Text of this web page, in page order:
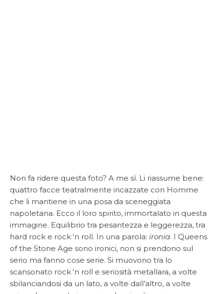
Non fa ridere questa foto? A me sì. Li riassume bene:
quattro facce teatralmente incazzate con Homme
che li mantiene in una posa da sceneggiata
napoletana. Ecco il loro spirito, immortalato in questa
immagine. Equilibrio tra pesantezza e leggerezza, tra
hard rock e rock ‘n roll. In una parola: ironia. I Queens
of the Stone Age sono ironici, non si prendono sul
serio ma fanno cose serie. Si muovono tra lo
scansonato rock ‘n roll e seriosità metallara, a volte
sbilanciandosi da un lato, a volte dall’altro, a volte